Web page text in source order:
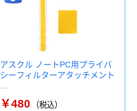
アスクル ノートPC用プライバ
シーフィルターアタッチメント
￥480 （税込）